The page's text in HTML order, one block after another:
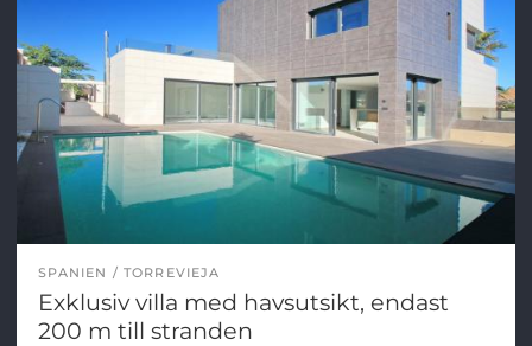
SPANIEN TORREVIEJA
Exklusiv villa med havsutsikt, endast
200 m till stranden